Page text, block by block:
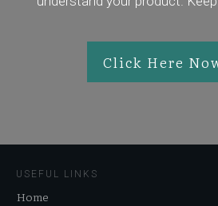
Click Here
USEFUL LINKS
Home